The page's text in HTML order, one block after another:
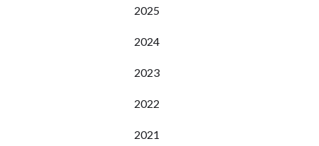
2025
2024
2023
2022
2021